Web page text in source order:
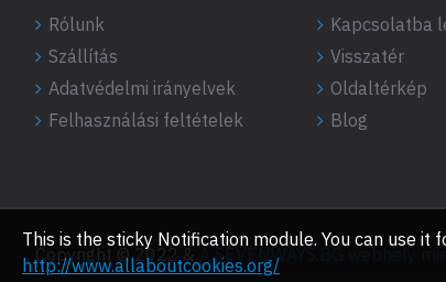
Rólunk
Szállítás
Adatvédelmi irányelvek
Felhasználási feltételek
Kapcsolatba
Visszatér
Oldaltérkép
Blog
Copyright © 2022 & A SEVENWAYS.BG webhely
This is the sticky Notification module. You can use
http://www.allaboutcookies.org/